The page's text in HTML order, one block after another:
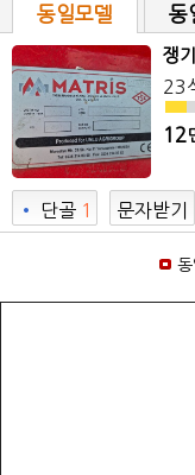
동일모델 동
쟁
23
12
• 단골 1 문자받기
동